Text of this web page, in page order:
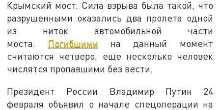
Крымский мост. Сила взрыва была такой, что
разрушенными оказались два пролета одной
из ниток автомобильной части
моста. Погибшими на данный момент
считаются четверо, еще несколько человек
числятся пропавшими без вести.
Президент России Владимир Путин 24
февраля объявил о начале спецоперации на